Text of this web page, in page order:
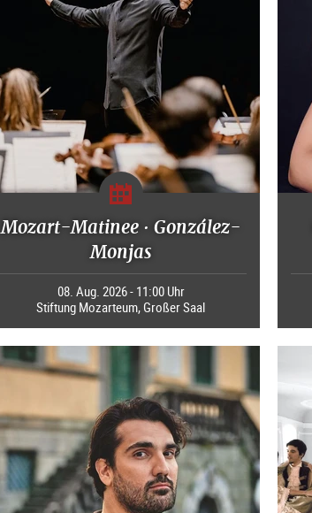
Mozart-Matinee · González-
Monjas
08. Aug. 2026 - 11:00 Uhr
Stiftung Mozarteum, Großer Saal